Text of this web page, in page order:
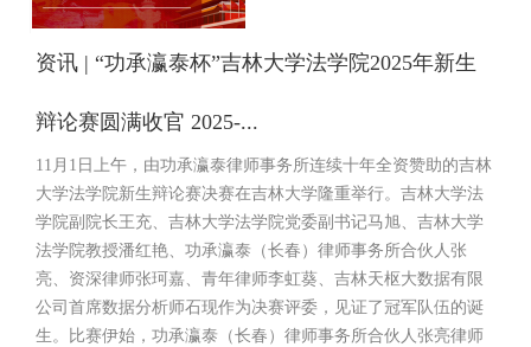
资讯 | “功承瀛泰杯”吉林大学法学院2025年新生
辩论赛圆满收官 2025-...
11月1日上午，由功承瀛泰律师事务所连续十年全资赞助的吉林
大学法学院新生辩论赛决赛在吉林大学隆重举行。吉林大学法
学院副院长王充、吉林大学法学院党委副书记马旭、吉林大学
法学院教授潘红艳、功承瀛泰（长春）律师事务所合伙人张
亮、资深律师张珂嘉、青年律师李虹葵、吉林天枢大数据有限
公司首席数据分析师石现作为决赛评委，见证了冠军队伍的诞
生。比赛伊始，功承瀛泰（长春）律师事务所合伙人张亮律师